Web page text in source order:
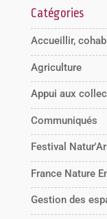
Catégories
Accueillir,
Agriculture
Appui aux
Communiqués
Festival
France Nature
Gestion des